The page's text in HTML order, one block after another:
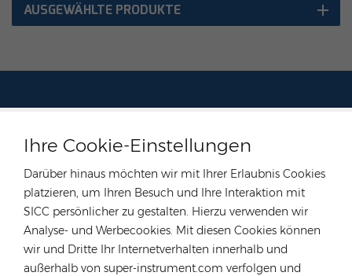
Ihre Cookie-Einstellungen
Darüber hinaus möchten wir mit Ihrer Erlaubnis Cookies
platzieren, um Ihren Besuch und Ihre Interaktion mit
SICC persönlicher zu gestalten. Hierzu verwenden wir
Analyse- und Werbecookies. Mit diesen Cookies können
wir und Dritte Ihr Internetverhalten innerhalb und
außerhalb von super-instrument.com verfolgen und
AUSGEWÄHLTE PRODUKTE
Deutschland
Tel :+49 176 55258880
Email :anna@rongstar.com
Büro & Lager :
Industriestraße 40, 52457
Aldenhoven, Deutschland
Hongkong